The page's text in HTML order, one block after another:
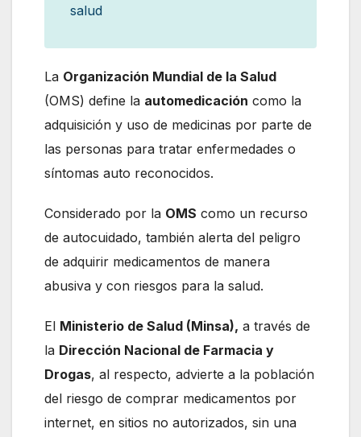
salud
La Organización Mundial de la Salud
(OMS) define la automedicación como la
adquisición y uso de medicinas por parte de
las personas para tratar enfermedades o
síntomas auto reconocidos.
Considerado por la OMS como un recurso
de autocuidado, también alerta del peligro
de adquirir medicamentos de manera
abusiva y con riesgos para la salud.
El Ministerio de Salud (Minsa), a través de
la Dirección Nacional de Farmacia y
Drogas, al respecto, advierte a la población
del riesgo de comprar medicamentos por
internet, en sitios no autorizados, sin una